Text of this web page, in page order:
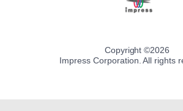
Copyright ©2026
Impress Corporation. All rights